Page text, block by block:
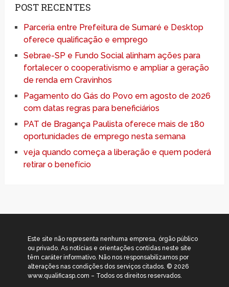
POST RECENTES
Parceria entre Prefeitura de Sumaré e Desktop
oferece qualificação e emprego
Sebrae-SP e Fundo Social alinham ações para
fortalecer o cooperativismo e ampliar a geração
de renda em Cravinhos
Pagamento do Gás do Povo em agosto de 2026
com datas regras para beneficiários
PAT de Bragança Paulista oferece mais de 180
oportunidades de emprego nesta semana
veja quando começa a liberação e quem poderá
retirar o benefício
Este site não representa nenhuma empresa, órgão público
ou privado. As notícias e orientações contidas neste site
têm caráter informativo. Não nos responsabilizamos por
alterações nas condições dos serviços citados. © 2026
www.qualificasp.com – Todos os direitos reservados.